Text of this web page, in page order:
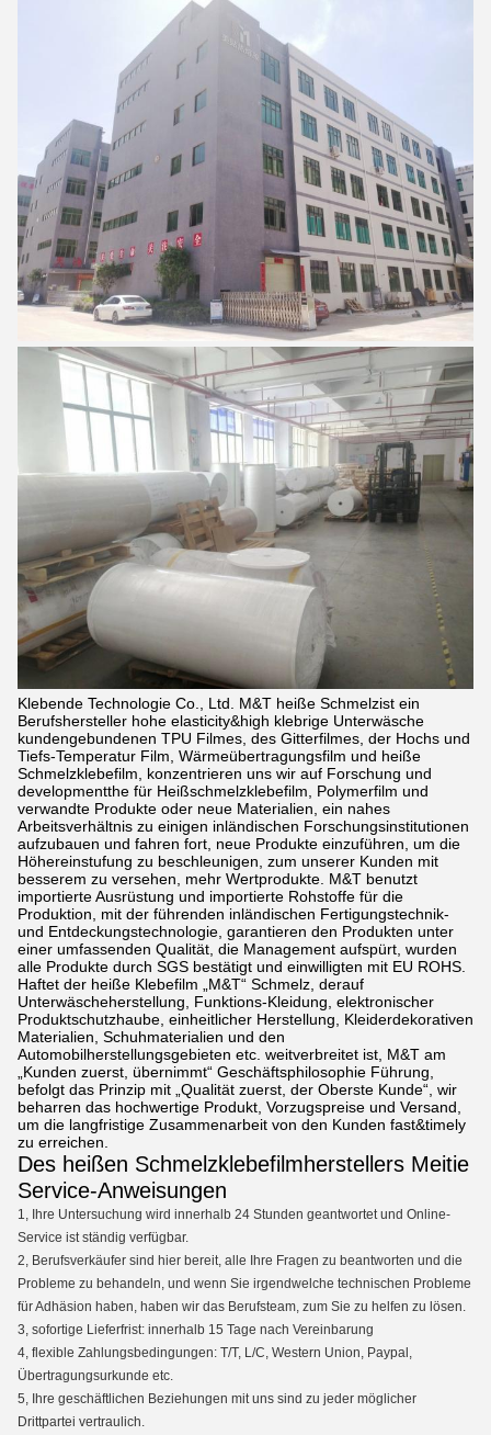
Klebende Technologie Co., Ltd. M&T heiße Schmelzist ein
Berufshersteller hohe elasticity&high klebrige Unterwäsche
kundengebundenen TPU Filmes, des Gitterfilmes, der Hochs und
Tiefs-Temperatur Film, Wärmeübertragungsfilm und heiße
Schmelzklebefilm, konzentrieren uns wir auf Forschung und
developmentthe für Heißschmelzklebefilm, Polymerfilm und
verwandte Produkte oder neue Materialien, ein nahes
Arbeitsverhältnis zu einigen inländischen Forschungsinstitutionen
aufzubauen und fahren fort, neue Produkte einzuführen, um die
Höhereinstufung zu beschleunigen, zum unserer Kunden mit
besserem zu versehen, mehr Wertprodukte. M&T benutzt
importierte Ausrüstung und importierte Rohstoffe für die
Produktion, mit der führenden inländischen Fertigungstechnik-
und Entdeckungstechnologie, garantieren den Produkten unter
einer umfassenden Qualität, die Management aufspürt, wurden
alle Produkte durch SGS bestätigt und einwilligten mit EU ROHS.
Haftet der heiße Klebefilm „M&T“ Schmelz, derauf
Unterwäscheherstellung, Funktions-Kleidung, elektronischer
Produktschutzhaube, einheitlicher Herstellung, Kleiderdekorativen
Materialien, Schuhmaterialien und den
Automobilherstellungsgebieten etc. weitverbreitet ist, M&T am
„Kunden zuerst, übernimmt“ Geschäftsphilosophie Führung,
befolgt das Prinzip mit „Qualität zuerst, der Oberste Kunde“, wir
beharren das hochwertige Produkt, Vorzugspreise und Versand,
um die langfristige Zusammenarbeit von den Kunden fast&timely
zu erreichen.
Des heißen Schmelzklebefilmherstellers Meitie
Service-Anweisungen
1, Ihre Untersuchung wird innerhalb 24 Stunden geantwortet und Online-
Service ist ständig verfügbar.
2, Berufsverkäufer sind hier bereit, alle Ihre Fragen zu beantworten und die
Probleme zu behandeln, und wenn Sie irgendwelche technischen Probleme
für Adhäsion haben, haben wir das Berufsteam, zum Sie zu helfen zu lösen.
3, sofortige Lieferfrist: innerhalb 15 Tage nach Vereinbarung
4, flexible Zahlungsbedingungen: T/T, L/C, Western Union, Paypal,
Übertragungsurkunde etc.
5, Ihre geschäftlichen Beziehungen mit uns sind zu jeder möglicher
Drittpartei vertraulich.